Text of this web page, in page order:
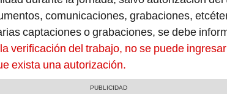
captaciones o grabaciones, se debe
verificación del trabajo, no se puede
exista una autorización.